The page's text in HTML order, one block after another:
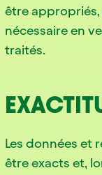
être
nécessaire en
traités.
Les données et
être exacts et,